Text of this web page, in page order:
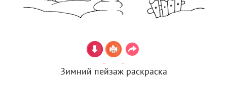
Зимний пейзаж раскраска